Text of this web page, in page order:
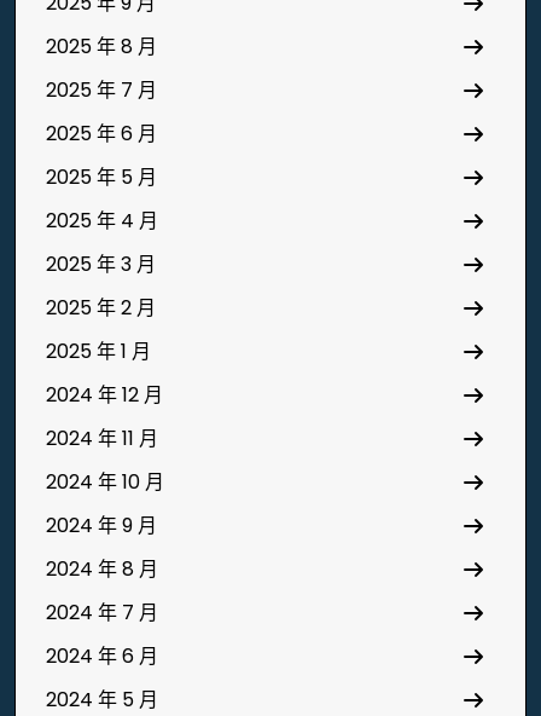
2025 年 8 月
2025 年 7 月
2025 年 6 月
2025 年 5 月
2025 年 4 月
2025 年 3 月
2025 年 2 月
2025 年 1 月
2024 年 12 月
2024 年 11 月
2024 年 10 月
2024 年 9 月
2024 年 8 月
2024 年 7 月
2024 年 6 月
2024 年 5 月